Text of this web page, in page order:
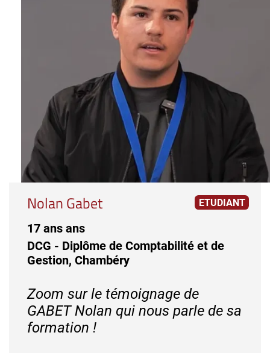
Nolan Gabet ETUDIANT
17 ans ans
DCG - Diplôme de Comptabilité et de
Gestion, Chambéry
Zoom sur le témoignage de
GABET Nolan qui nous parle de sa
formation !